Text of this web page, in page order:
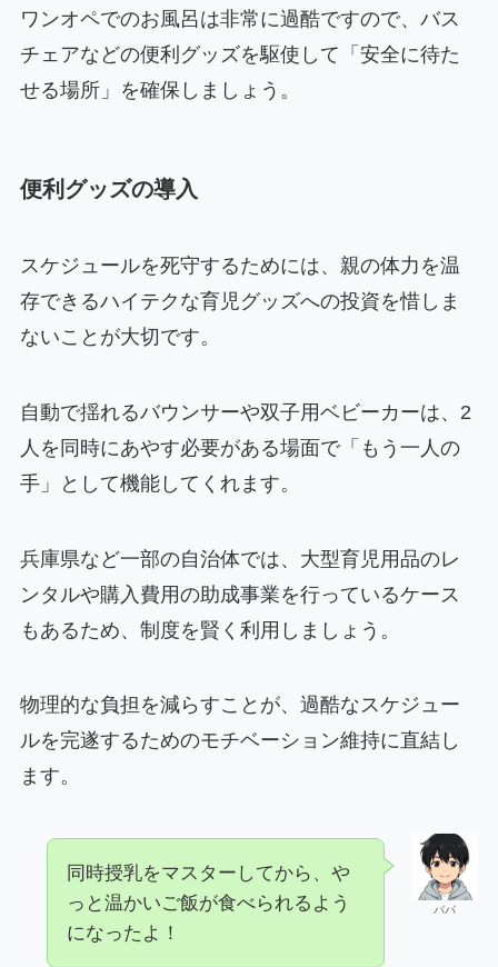
ワンオペでのお風呂は非常に過酷ですので、バス
チェアなどの便利グッズを駆使して「安全に待た
せる場所」を確保しましょう。
便利グッズの導入
スケジュールを死守するためには、親の体力を温
存できるハイテクな育児グッズへの投資を惜しま
ないことが大切です。
自動で揺れるバウンサーや双子用ベビーカーは、2
人を同時にあやす必要がある場面で「もう一人の
手」として機能してくれます。
兵庫県など一部の自治体では、大型育児用品のレ
ンタルや購入費用の助成事業を行っているケース
もあるため、制度を賢く利用しましょう。
物理的な負担を減らすことが、過酷なスケジュー
ルを完遂するためのモチベーション維持に直結し
ます。
パパ
同時授乳をマスターしてから、や
っと温かいご飯が食べられるよう
になったよ！